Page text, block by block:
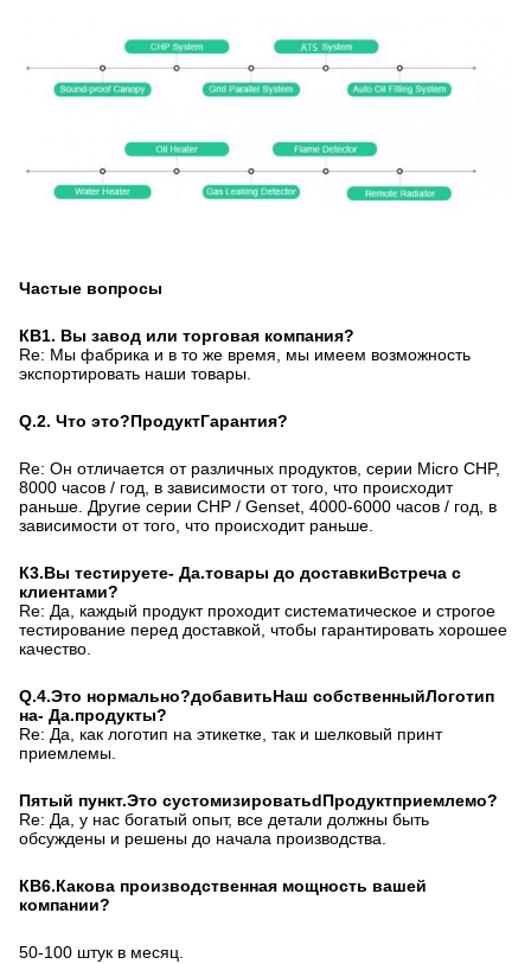
Частые вопросы
КВ1. Вы завод или торговая компания?
Re: Мы фабрика и в то же время, мы имеем возможность
экспортировать наши товары.
Q.2. Что это?ПродуктГарантия?
Re: Он отличается от различных продуктов, серии Micro CHP,
8000 часов / год, в зависимости от того, что происходит
раньше. Другие серии CHP / Genset, 4000-6000 часов / год, в
зависимости от того, что происходит раньше.
К3.Вы тестируете- Да.товары до доставкиВстреча с
клиентами?
Re: Да, каждый продукт проходит систематическое и строгое
тестирование перед доставкой, чтобы гарантировать хорошее
качество.
Q.4.Это нормально?добавитьНаш собственныйЛоготип
на- Да.продукты?
Re: Да, как логотип на этикетке, так и шелковый принт
приемлемы.
Пятый пункт.Это cустомизироватьdПродуктприемлемо?
Re: Да, у нас богатый опыт, все детали должны быть
обсуждены и решены до начала производства.
КВ6.Какова производственная мощность вашей
компании?
50-100 штук в месяц.